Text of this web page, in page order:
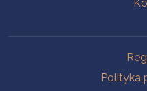
Polityka